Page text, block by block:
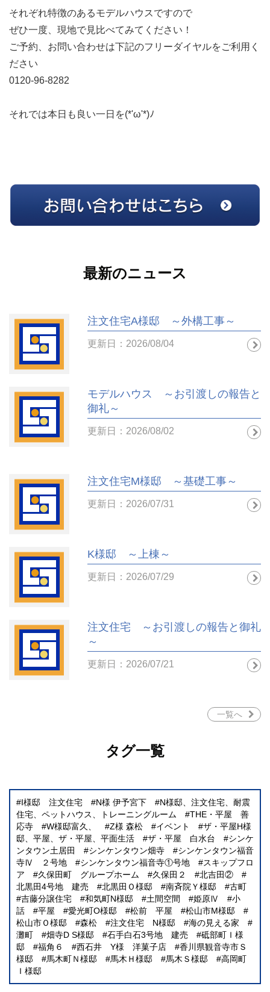
それぞれ特徴のあるモデルハウスですので
ぜひ一度、現地で見比べてみてください！
ご予約、お問い合わせは下記のフリーダイヤルをご利用く
ださい
0120-96-8282
それでは本日も良い一日を(*'ω'*)ﾉ
最新のニュース
注文住宅A様邸 ～外構工事～
更新日：2026/08/04
モデルハウス ～お引渡しの報告と
御礼～
更新日：2026/08/02
注文住宅M様邸 ～基礎工事～
更新日：2026/07/31
K様邸 ～上棟～
更新日：2026/07/29
注文住宅 ～お引渡しの報告と御礼
～
更新日：2026/07/21
一覧へ
タグ一覧
I様邸 注文住宅 N様 伊予宮下
N様邸、注文住宅、耐震
住宅、ペットハウス、トレーニングルーム
THE・平屋 善
応寺
W様邸富久、 Z様 森松 イベント
ザ・平屋H様
邸、平屋、ザ・平屋、平面生活
ザ・平屋 白水台
シンケ
ンタウン土居田
シンケンタウン畑寺
シンケンタウン福音
寺Ⅳ ２号地
シンケンタウン福音寺①号地
スキップフロ
ア
久保田町 グループホーム 久保田２
北吉田②
北黒田4号地 建売
北黒田Ｏ様邸 南斉院Ｙ様邸
古町
吉藤分譲住宅
和気町N様邸 土間空間 姫原Ⅳ
小
話
平屋 愛光町O様邸 松前 平屋
松山市M様邸
松山市Ｏ様邸
森松 注文住宅 N様邸
海の見える家
灘町
畑寺D S様邸 石手白石3号地 建売
砥部町Ｉ様
邸
福角６ 西石井 Y様 洋菓子店
香川県観音寺市Ｓ
様邸
馬木町Ｎ様邸 馬木Ｈ様邸 馬木Ｓ様邸
高岡町
Ｉ様邸